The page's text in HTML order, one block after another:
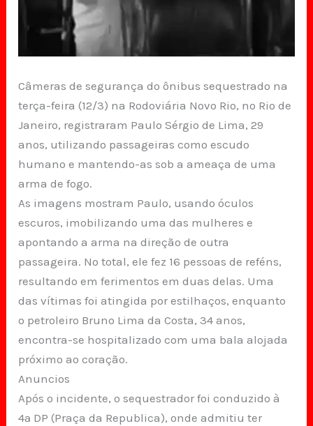
Câmeras de segurança do ônibus sequestrado na
terça-feira (12/3) na Rodoviária Novo Rio, no Rio de
Janeiro, registraram Paulo Sérgio de Lima, 29
anos, utilizando passageiras como escudo
humano e mantendo-as sob a ameaça de uma
arma de fogo.
As imagens mostram Paulo, usando óculos
escuros, imobilizando uma das mulheres e
apontando a arma na direção de outra
passageira. No total, ele fez 16 pessoas de reféns,
resultando em ferimentos em duas delas. Uma
das vítimas foi atingida por estilhaços, enquanto
o petroleiro Bruno Lima da Costa, 34 anos,
encontra-se hospitalizado com uma bala alojada
próximo ao coração.
Anuncios
Após o incidente, o sequestrador foi conduzido à
4ª DP (Praça da Republica), onde admitiu ter